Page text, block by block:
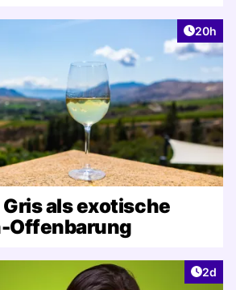
Artikel
20h
als exotische
Offenbarung
2d